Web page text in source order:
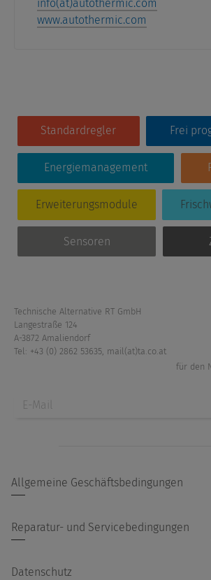
info(at)autothermic.com
www.autothermic.com
Standardregler Frei
Energiemanagement
Erweiterungsmodule
Sensoren
Technische Alternative RT GmbH
Langestraße 124
A-3872 Amaliendorf
Tel: +43 (0) 2862 53635, mail(at)ta.co.at
für den
Allgemeine Geschäftsbedingungen
Reparatur- und Servicebedingungen
Datenschutz